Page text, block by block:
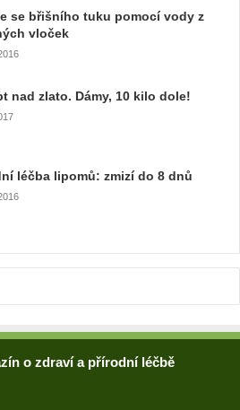
se břišního tuku pomocí vody z
vloček
nad zlato. Dámy, 10 kilo dole!
léčba lipomů: zmizí do 8 dnů
o zdraví a přírodní léčbě